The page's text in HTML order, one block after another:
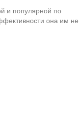
и популярной по
она им не